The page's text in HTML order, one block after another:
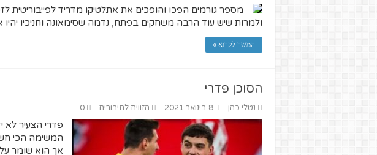
מספר גורמים הפכו והופכים את אתלטיקו מדריד לפייבוריטית
ולמרות שיש עוד הרבה משחקים בפתח, נדמה שסימאונה וחניכיו יהיו
המשך לקרוא »
הסוכן פדרי
נטלי כהן 8 בינואר 2021 הזווית לחיבורים 0
פדרי הצעיר לא
המשימה הכי
אך הוא שומר